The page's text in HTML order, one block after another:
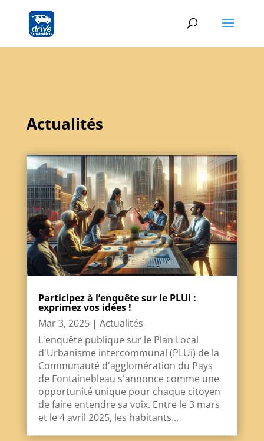
Actualités
Participez à l’enquête sur le PLUi :
exprimez vos idées !
Mar 3, 2025| Actualités
L'enquête publique sur le Plan Local
d'Urbanisme intercommunal (PLUi) de la
Communauté d'agglomération du Pays
de Fontainebleau s'annonce comme une
opportunité unique pour chaque citoyen
de faire entendre sa voix. Entre le 3 mars
et le 4 avril 2025, les habitants...